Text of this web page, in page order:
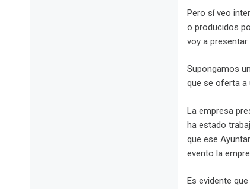
Pero sí veo
o producidos
voy a
Supongamos
que se oferta a
La empresa
ha estado
que ese
evento la
Es evidente